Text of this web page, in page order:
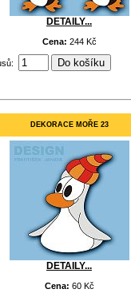
DETAILY...
Cena: 244 Kč
DEKORACE MOŘE 23
DETAILY...
Cena: 60 Kč